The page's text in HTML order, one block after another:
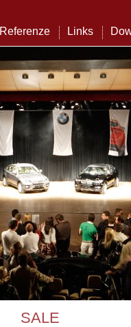
Referenze Links
SALE